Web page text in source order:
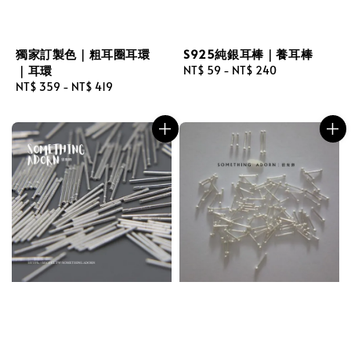
獨家訂製色｜粗耳圈耳環
｜耳環
Regular
NT$ 359 - NT$ 419
S925純銀耳棒｜養耳棒
Regular
NT$ 59 - NT$ 240